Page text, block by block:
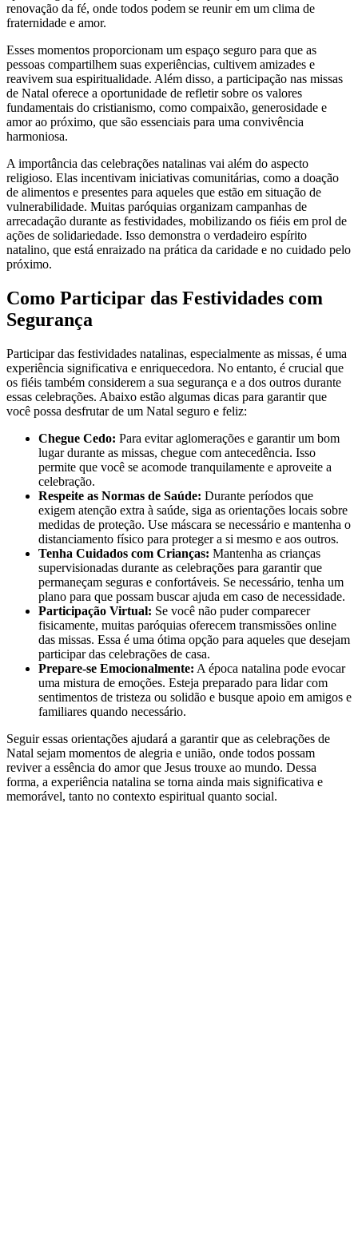
renovação da fé, onde todos podem se reunir em um clima de
fraternidade e amor.
Esses momentos proporcionam um espaço seguro para que as
pessoas compartilhem suas experiências, cultivem amizades e
reavivem sua espiritualidade. Além disso, a participação nas missas
de Natal oferece a oportunidade de refletir sobre os valores
fundamentais do cristianismo, como compaixão, generosidade e
amor ao próximo, que são essenciais para uma convivência
harmoniosa.
A importância das celebrações natalinas vai além do aspecto
religioso. Elas incentivam iniciativas comunitárias, como a doação
de alimentos e presentes para aqueles que estão em situação de
vulnerabilidade. Muitas paróquias organizam campanhas de
arrecadação durante as festividades, mobilizando os fiéis em prol de
ações de solidariedade. Isso demonstra o verdadeiro espírito
natalino, que está enraizado na prática da caridade e no cuidado pelo
próximo.
Como Participar das Festividades com
Segurança
Participar das festividades natalinas, especialmente as missas, é uma
experiência significativa e enriquecedora. No entanto, é crucial que
os fiéis também considerem a sua segurança e a dos outros durante
essas celebrações. Abaixo estão algumas dicas para garantir que
você possa desfrutar de um Natal seguro e feliz:
Chegue Cedo: Para evitar aglomerações e garantir um bom
lugar durante as missas, chegue com antecedência. Isso
permite que você se acomode tranquilamente e aproveite a
celebração.
Respeite as Normas de Saúde: Durante períodos que
exigem atenção extra à saúde, siga as orientações locais sobre
medidas de proteção. Use máscara se necessário e mantenha o
distanciamento físico para proteger a si mesmo e aos outros.
Tenha Cuidados com Crianças: Mantenha as crianças
supervisionadas durante as celebrações para garantir que
permaneçam seguras e confortáveis. Se necessário, tenha um
plano para que possam buscar ajuda em caso de necessidade.
Participação Virtual: Se você não puder comparecer
fisicamente, muitas paróquias oferecem transmissões online
das missas. Essa é uma ótima opção para aqueles que desejam
participar das celebrações de casa.
Prepare-se Emocionalmente: A época natalina pode evocar
uma mistura de emoções. Esteja preparado para lidar com
sentimentos de tristeza ou solidão e busque apoio em amigos e
familiares quando necessário.
Seguir essas orientações ajudará a garantir que as celebrações de
Natal sejam momentos de alegria e união, onde todos possam
reviver a essência do amor que Jesus trouxe ao mundo. Dessa
forma, a experiência natalina se torna ainda mais significativa e
memorável, tanto no contexto espiritual quanto social.